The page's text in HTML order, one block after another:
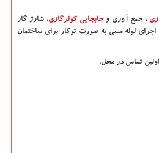
، جمع آوری و جابجایی کولرگازی، شارژ گاز
اجرای لوله مسی به صورت توکار برای ساختمان
تماس در محل.